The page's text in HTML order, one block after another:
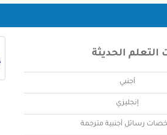
الحديثة
أجنبي
إنجليزي
رسائل أجنبية مترجمة